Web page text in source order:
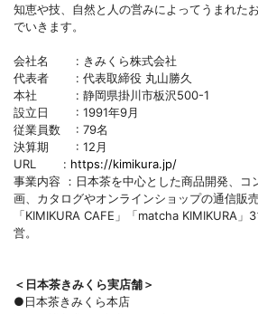
知恵や技、自然と人の営みによってうまれた
でいきます。
会社名 : きみくら株式会社
代表者 : 代表取締役 丸山勝久
本社 : 静岡県掛川市板沢500-1
設立日 : 1991年9月
従業員数 : 79名
決算期 : 12月
URL : https://kimikura.jp/
事業内容 ：日本茶を中心とした商品開発、コ
画、カタログやオンラインショップの通信販
「KIMIKURA CAFE」「matcha KIMIKURA」
営。
＜日本茶きみくら実店舗＞
●日本茶きみくら本店